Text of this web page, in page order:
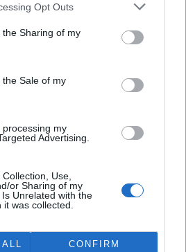
Opt Outs
Sharing of my
Sale of my
my
Advertising.
Use,
or Sharing of my
Unrelated with the
was collected.
CONFIRM
ředitelů odborů na ČIŽP.
více zvířat, ohrožení jsou psi
Veterináři v současných
podle nich patří plemena psů s
krátkou lebkou a zploštělým
mopsi nebo buldočci, starší jedinci a
nejčastěji kvůli přehřátí organismu,
to sdělila viceprezidentka Komory
Valdhans.
cyklistické štafety, míří na